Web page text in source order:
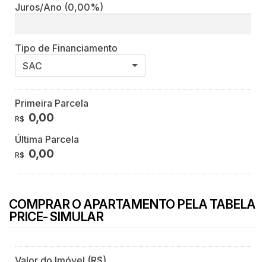
Juros/Ano (0,00%)
Tipo de Financiamento
SAC
Primeira Parcela
R$ 0,00
Última Parcela
R$ 0,00
COMPRAR O APARTAMENTO PELA TABELA
PRICE- SIMULAR